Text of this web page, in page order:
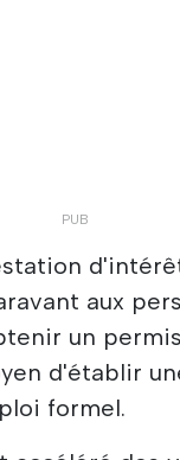
aux
un
d'établir
formel.